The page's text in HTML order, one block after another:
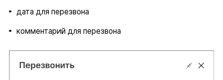
дата для перезвона
комментарий для перезвона